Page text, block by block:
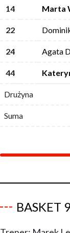
14 Marta
22
24 Agata
44
Drużyna
Suma
14 Marta
22
24 Agata
44
Drużyna
Suma
BASKET